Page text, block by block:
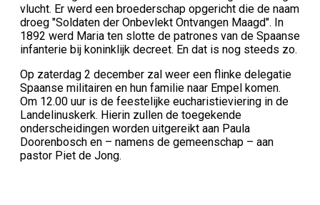
vlucht. Er werd een broederschap opgericht die de naam
droeg "Soldaten der Onbevlekt Ontvangen Maagd". In
1892 werd Maria ten slotte de patrones van de Spaanse
infanterie bij koninklijk decreet. En dat is nog steeds zo.
Op zaterdag 2 december zal weer een flinke delegatie
Spaanse militairen en hun familie naar Empel komen.
Om 12.00 uur is de feestelijke eucharistieviering in de
Landelinuskerk. Hierin zullen de toegekende
onderscheidingen worden uitgereikt aan Paula
Doorenbosch en – namens de gemeenschap – aan
pastor Piet de Jong.